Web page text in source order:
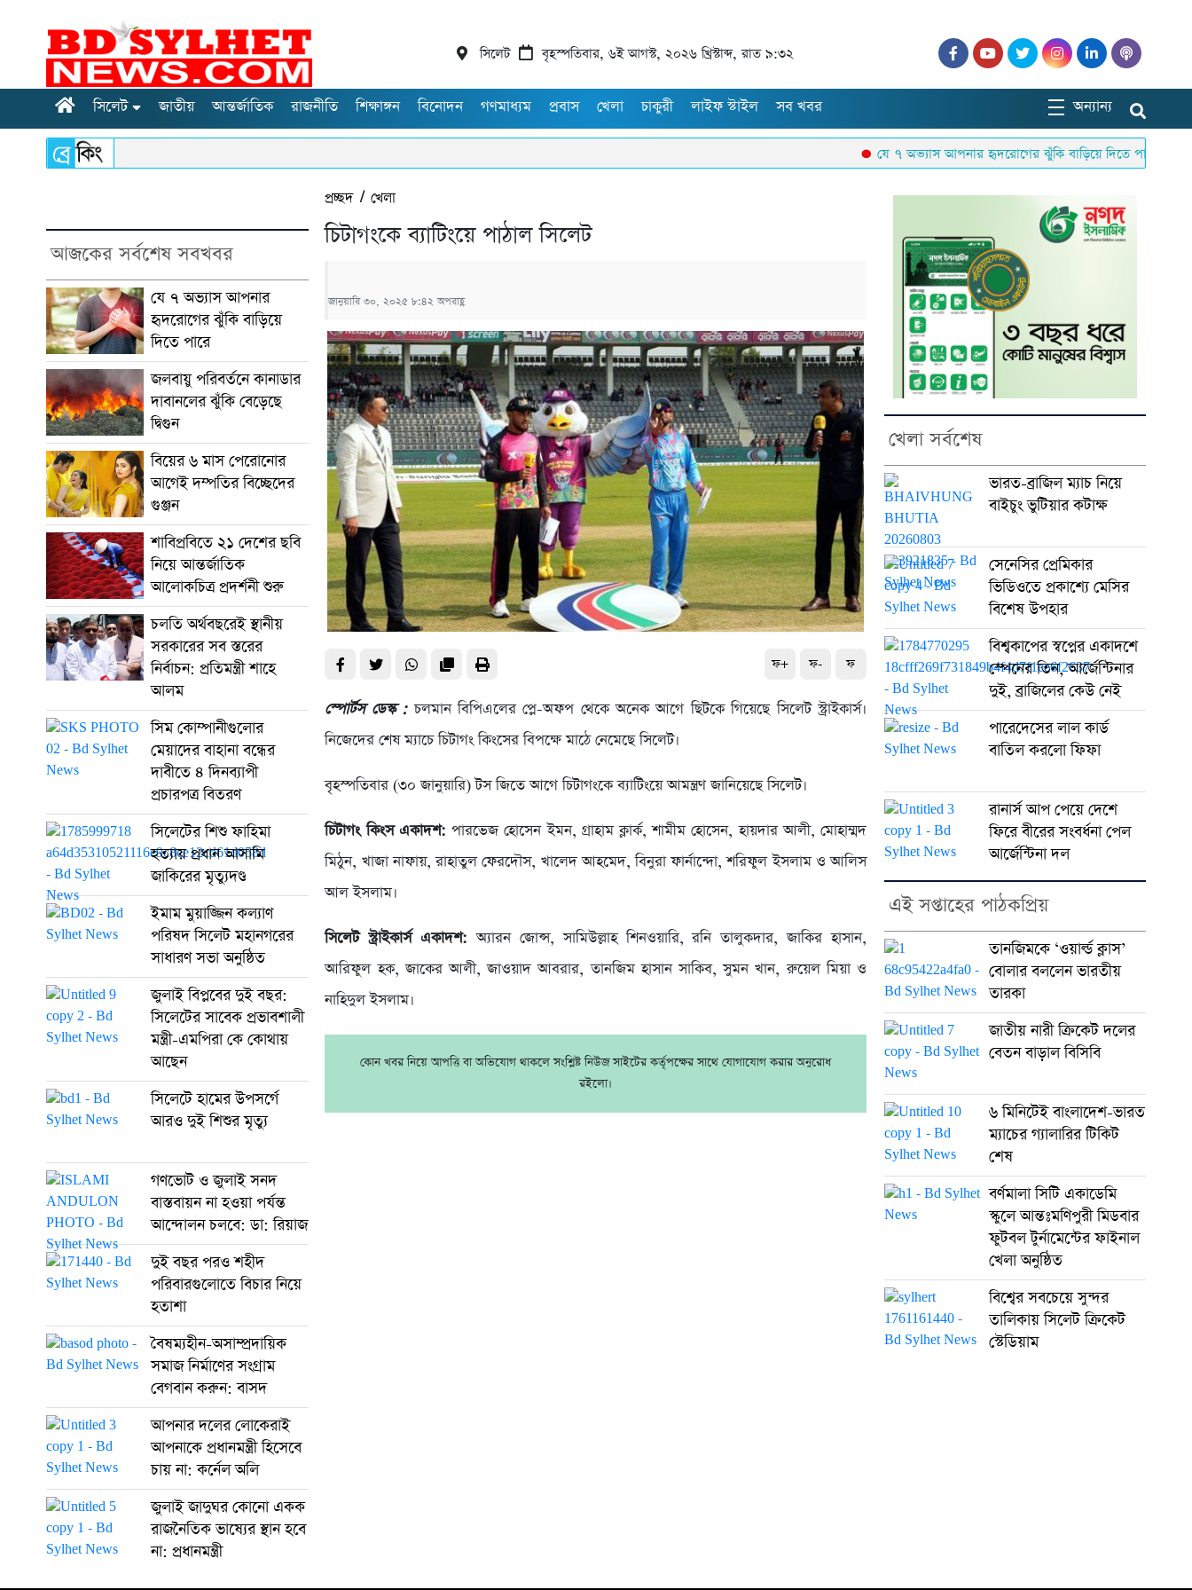
সিলেট বৃহস্পতিবার, ৬ই আগস্ট, ২০২৬ খ্রিস্টাব্দ, রাত ৯:৩২
সিলেট জাতীয় আন্তর্জাতিক রাজনীতি শিক্ষাঙ্গন বিনোদন গণমাধ্যম প্রবাস খেলা চাকুরী লাইফ স্টাইল সব খবর অন্যান্য
যে ৭ অভ্যাস আপনার হৃদরোগের ঝুঁকি বাড়িয়ে দিতে পারে
আজকের সর্বশেষ সবখবর
যে ৭ অভ্যাস আপনার
হৃদরোগের ঝুঁকি বাড়িয়ে
দিতে পারে
জলবায়ু পরিবর্তনে কানাডার
দাবানলের ঝুঁকি বেড়েছে
দ্বিগুন
বিয়ের ৬ মাস পেরোনোর
আগেই দম্পতির বিচ্ছেদের
গুঞ্জন
শাবিপ্রবিতে ২১ দেশের ছবি
নিয়ে আন্তর্জাতিক
আলোকচিত্র প্রদর্শনী শুরু
চলতি অর্থবছরেই স্থানীয়
সরকারের সব স্তরের
নির্বাচন: প্রতিমন্ত্রী শাহে
আলম
সিম কোম্পানীগুলোর
মেয়াদের বাহানা বন্ধের
দাবীতে ৪ দিনব্যাপী
প্রচারপত্র বিতরণ
সিলেটের শিশু ফাহিমা
হত্যায় প্রধান আসামি
জাকিরের মৃত্যুদণ্ড
ইমাম মুয়াজ্জিন কল্যাণ
পরিষদ সিলেট মহানগরের
সাধারণ সভা অনুষ্ঠিত
জুলাই বিপ্লবের দুই বছর:
সিলেটের সাবেক প্রভাবশালী
মন্ত্রী-এমপিরা কে কোথায়
আছেন
সিলেটে হামের উপসর্গে
আরও দুই শিশুর মৃত্যু
গণভোট ও জুলাই সনদ
বাস্তবায়ন না হওয়া পর্যন্ত
আন্দোলন চলবে: ডা: রিয়াজ
দুই বছর পরও শহীদ
পরিবারগুলোতে বিচার নিয়ে
হতাশা
বৈষম্যহীন-অসাম্প্রদায়িক
সমাজ নির্মাণের সংগ্রাম
বেগবান করুন: বাসদ
আপনার দলের লোকেরাই
আপনাকে প্রধানমন্ত্রী হিসেবে
চায় না: কর্নেল অলি
জুলাই জাদুঘর কোনো একক
রাজনৈতিক ভাষ্যের স্থান হবে
না: প্রধানমন্ত্রী
প্রচ্ছদ/খেলা
চিটাগংকে ব্যাটিংয়ে পাঠাল সিলেট
জানুয়ারি ৩০, ২০২৫ ৮:৪২ অপরাহ্ণ
ফ+ ফ- ফ
স্পোর্টস ডেস্ক : চলমান বিপিএলের প্লে-অফপ থেকে অনেক আগে ছিটকে গিয়েছে সিলেট স্ট্রাইকার্স।
নিজেদের শেষ ম্যাচে চিটাগং কিংসের বিপক্ষে মাঠে নেমেছে সিলেট।
বৃহস্পতিবার (৩০ জানুয়ারি) টস জিতে আগে চিটাগংকে ব্যাটিংয়ে আমন্ত্রণ জানিয়েছে সিলেট।
চিটাগং কিংস একাদশ: পারভেজ হোসেন ইমন, গ্রাহাম ক্লার্ক, শামীম হোসেন, হায়দার আলী, মোহাম্মদ
মিঠুন, খাজা নাফায়, রাহাতুল ফেরদৌস, খালেদ আহমেদ, বিনুরা ফার্নান্দো, শরিফুল ইসলাম ও আলিস
আল ইসলাম।
সিলেট স্ট্রাইকার্স একাদশ: অ্যারন জোন্স, সামিউল্লাহ শিনওয়ারি, রনি তালুকদার, জাকির হাসান,
আরিফুল হক, জাকের আলী, জাওয়াদ আবরার, তানজিম হাসান সাকিব, সুমন খান, রুয়েল মিয়া ও
নাহিদুল ইসলাম।
কোন খবর নিয়ে আপত্তি বা অভিযোগ থাকলে সংশ্লিষ্ট নিউজ সাইটের কর্তৃপক্ষের সাথে যোগাযোগ করার অনুরোধ
রইলো।
খেলা সর্বশেষ
ভারত-ব্রাজিল ম্যাচ নিয়ে
বাইচুং ভুটিয়ার কটাক্ষ
সেনেসির প্রেমিকার
ভিডিওতে প্রকাশ্যে মেসির
বিশেষ উপহার
বিশ্বকাপের স্বপ্নের একাদশে
স্পেনের তিন, আর্জেন্টিনার
দুই, ব্রাজিলের কেউ নেই
পারেদেসের লাল কার্ড
বাতিল করলো ফিফা
রানার্স আপ পেয়ে দেশে
ফিরে বীরের সংবর্ধনা পেল
আর্জেন্টিনা দল
এই সপ্তাহের পাঠকপ্রিয়
তানজিমকে ‘ওয়ার্ল্ড ক্লাস’
বোলার বললেন ভারতীয়
তারকা
জাতীয় নারী ক্রিকেট দলের
বেতন বাড়াল বিসিবি
৬ মিনিটেই বাংলাদেশ-ভারত
ম্যাচের গ্যালারির টিকিট
শেষ
বর্ণমালা সিটি একাডেমি
স্কুলে আন্তঃমণিপুরী মিডবার
ফুটবল টুর্নামেন্টের ফাইনাল
খেলা অনুষ্ঠিত
বিশ্বের সবচেয়ে সুন্দর
তালিকায় সিলেট ক্রিকেট
স্টেডিয়াম